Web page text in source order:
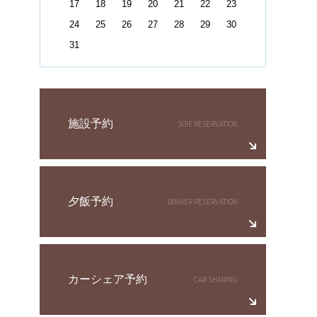
17 18 19 20 21 22
23
24
25 26 27 28 29
30
31
施設予約
夕飯予約
カーシェア予約